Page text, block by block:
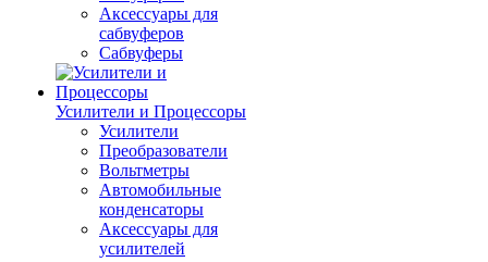
Аксессуары для
сабвуферов
Сабвуферы
Усилители и Процессоры
Усилители
Преобразователи
Вольтметры
Автомобильные
конденсаторы
Аксессуары для
усилителей